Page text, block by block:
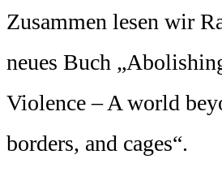
Zusammen lesen wir
neues Buch
Violence – A world
borders, and cages“.